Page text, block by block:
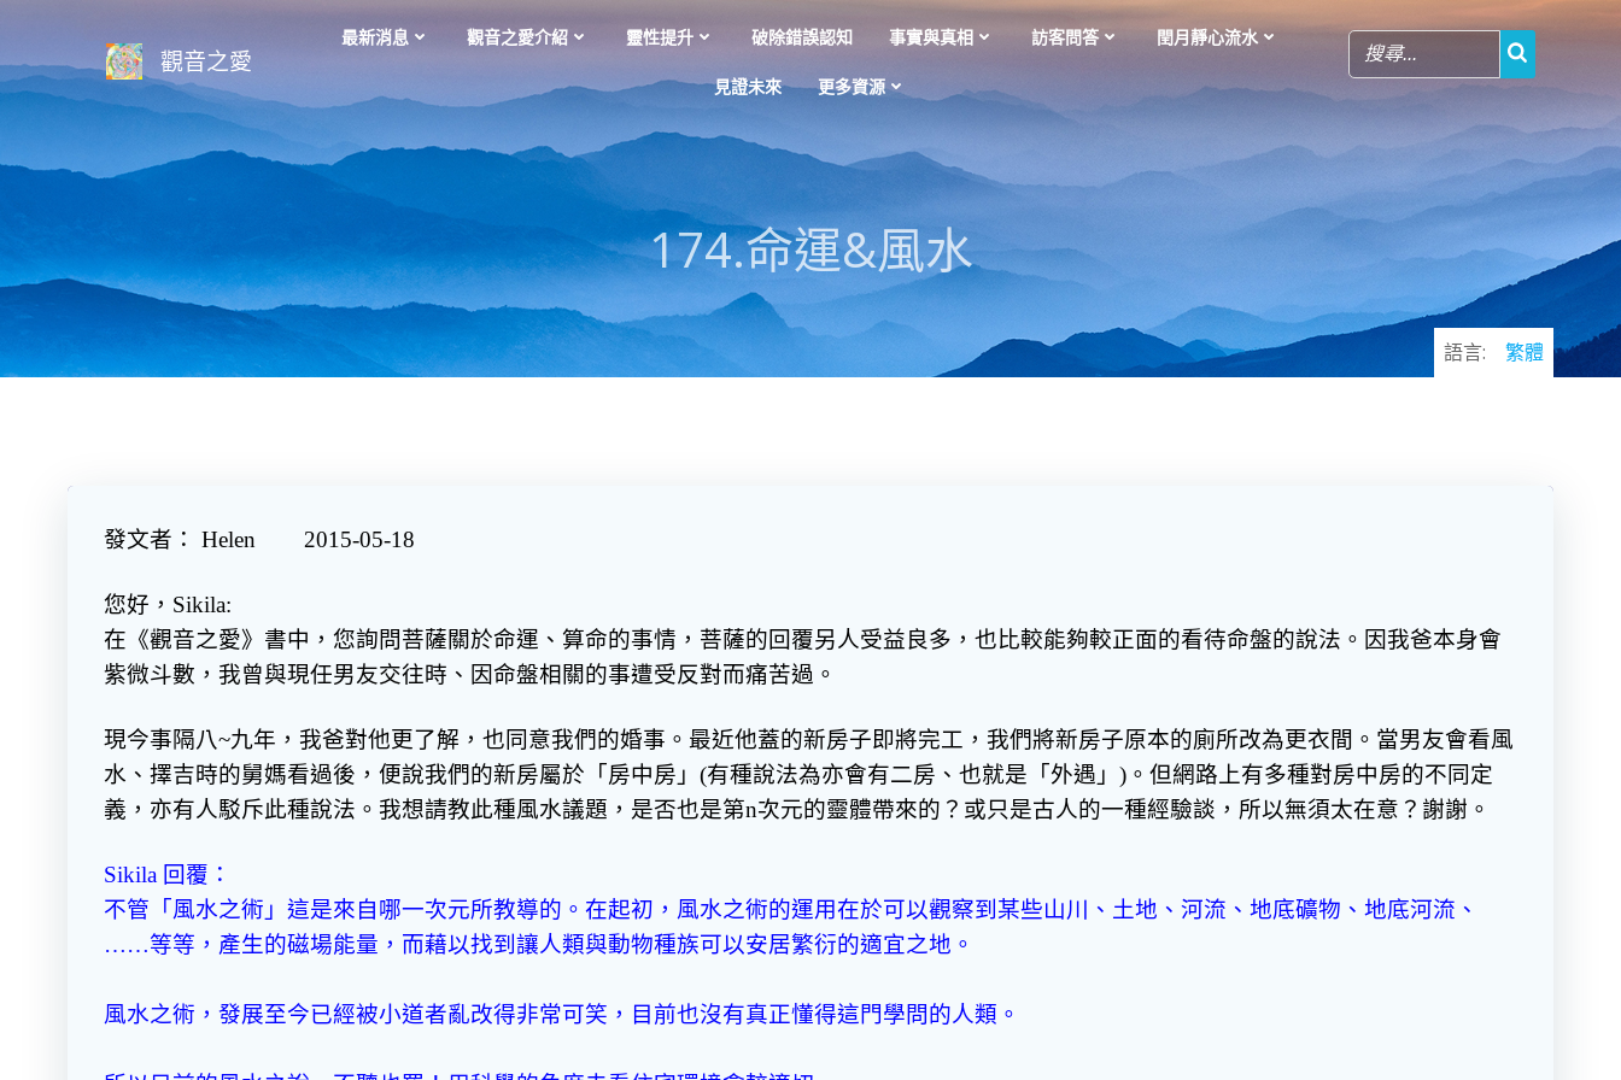
content
觀音之愛
最新消息 觀音之愛介紹 靈性提升 破除錯誤認知 事實與真相 訪客問答 閏月靜心流水
見證未來 更多資源
174.命運&風水
語言: 繁體
發文者： Helen 2015-05-18
您好，Sikila:
在《觀音之愛》書中，您詢問菩薩關於命運、算命的事情，菩薩的回覆另人受益良多，也比較能夠較正面的看待命盤的說法。因我爸本身會
紫微斗數，我曾與現任男友交往時、因命盤相關的事遭受反對而痛苦過。
現今事隔八~九年，我爸對他更了解，也同意我們的婚事。最近他蓋的新房子即將完工，我們將新房子原本的廁所改為更衣間。當男友會看風
水、擇吉時的舅媽看過後，便說我們的新房屬於「房中房」(有種說法為亦會有二房、也就是「外遇」)。但網路上有多種對房中房的不同定
義，亦有人駁斥此種說法。我想請教此種風水議題，是否也是第n次元的靈體帶來的？或只是古人的一種經驗談，所以無須太在意？謝謝。
Sikila 回覆：
不管「風水之術」這是來自哪一次元所教導的。在起初，風水之術的運用在於可以觀察到某些山川、土地、河流、地底礦物、地底河流、
……等等，產生的磁場能量，而藉以找到讓人類與動物種族可以安居繁衍的適宜之地。
風水之術，發展至今已經被小道者亂改得非常可笑，目前也沒有真正懂得這門學問的人類。